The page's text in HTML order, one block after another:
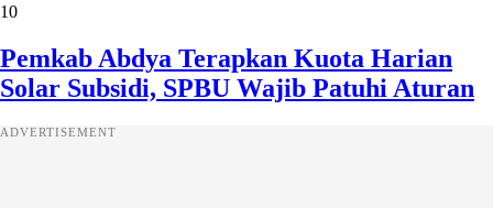
10
Pemkab Abdya Terapkan Kuota Harian
Solar Subsidi, SPBU Wajib Patuhi Aturan
ADVERTISEMENT